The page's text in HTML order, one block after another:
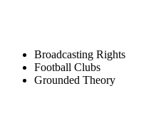
Broadcasting Rights
Football Clubs
Grounded Theory